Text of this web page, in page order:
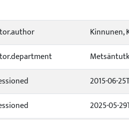
Kinnunen,
2015-06-
2025-05-